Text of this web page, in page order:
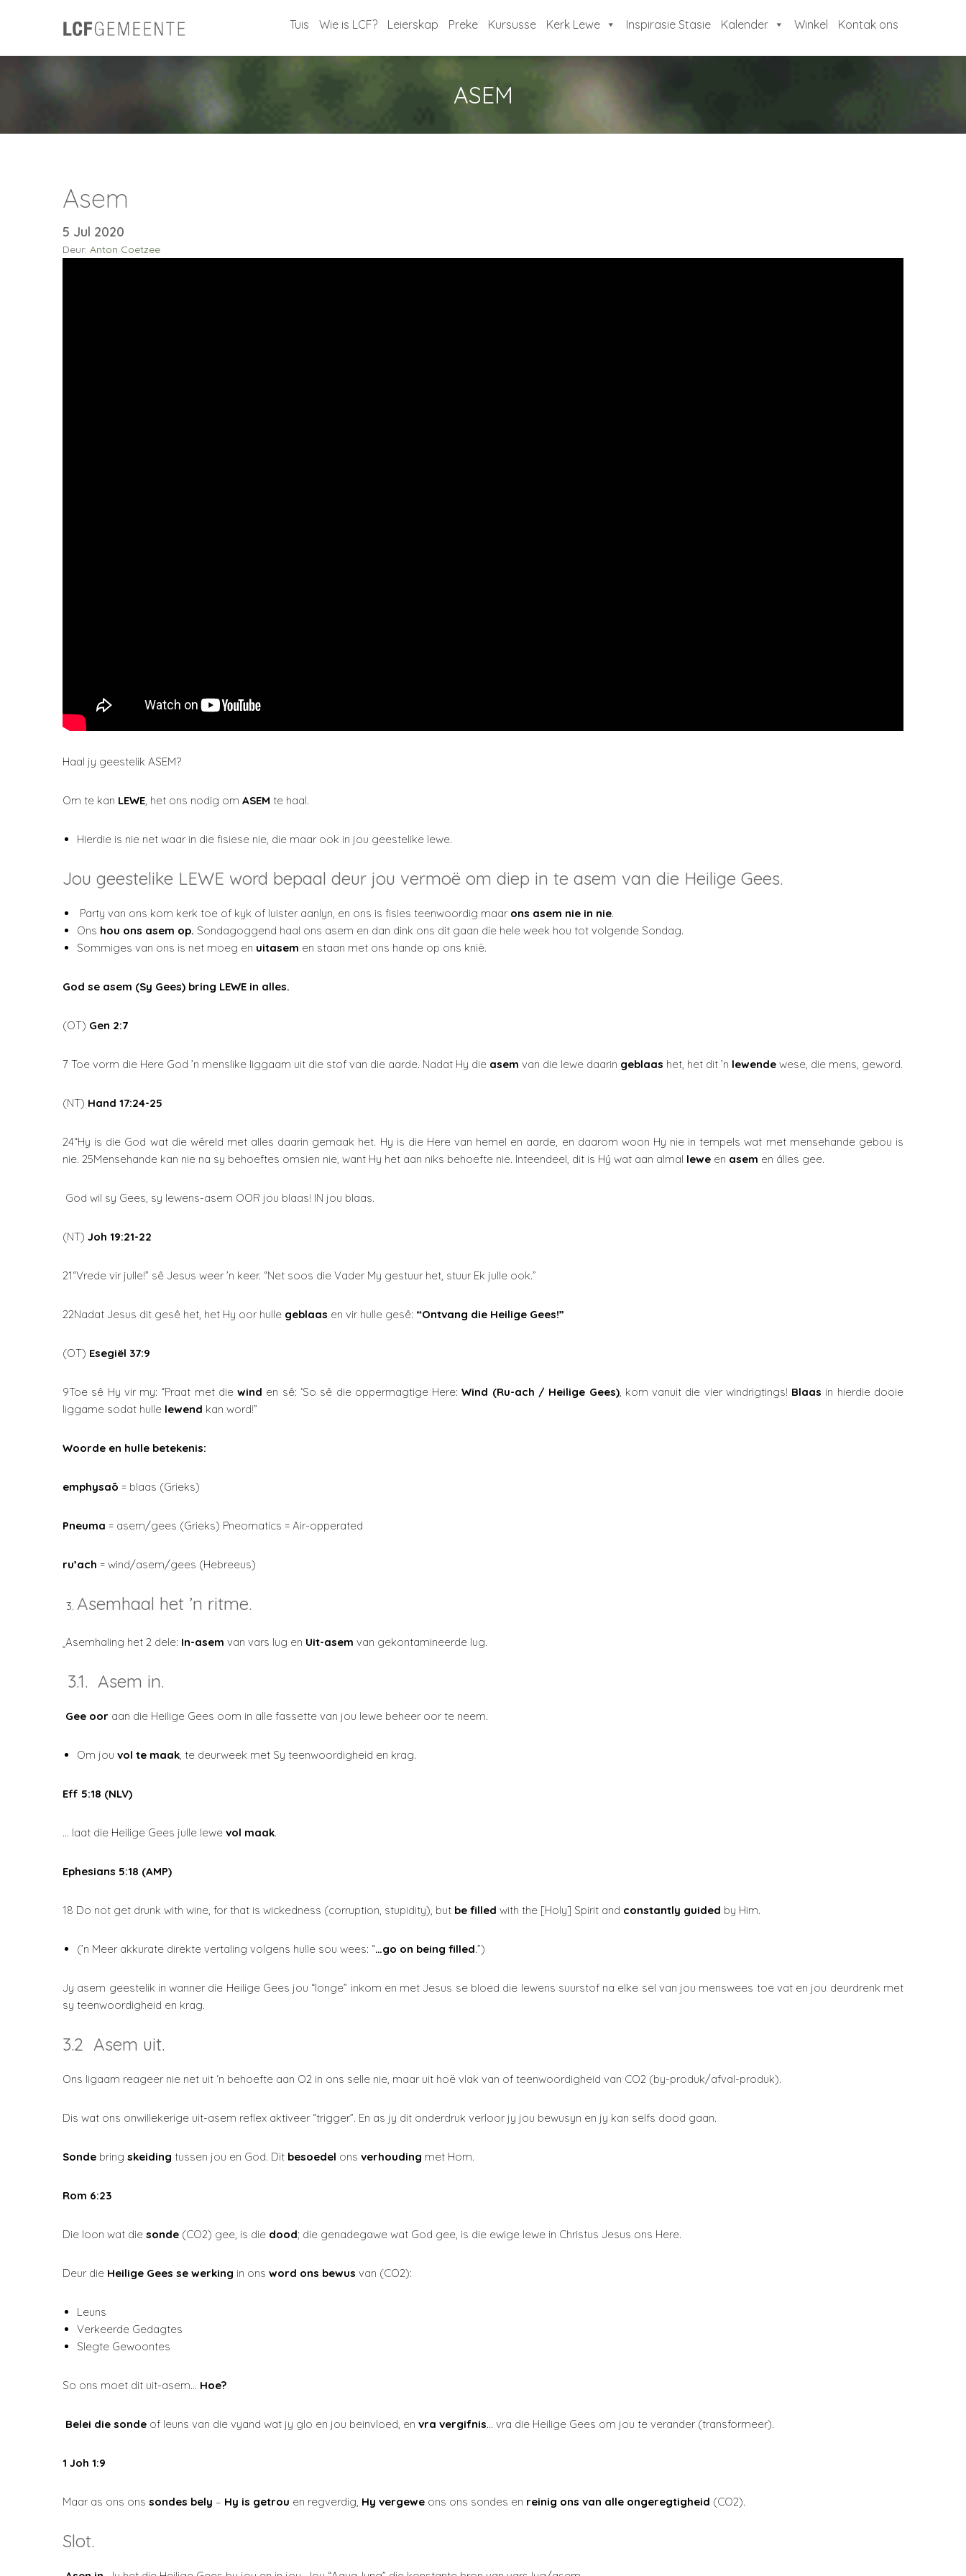
ASEM
Tuis Wie is LCF? Leierskap Preke Kursusse Kerk Lewe Inspirasie Stasie Kalender Winkel Kontak ons
Asem
5 Jul 2020
Deur: Anton Coetzee
Haal jy geestelik ASEM?
Om te kan LEWE , het ons nodig om ASEM te haal.
Hierdie is nie net waar in die fisiese nie, die maar ook in jou geestelike lewe.
Jou geestelike LEWE word bepaal deur jou vermoë om diep in te asem van die Heilige Gees.
Party van ons kom kerk toe of kyk of luister aanlyn, en ons is fisies teenwoordig maar ons asem nie in nie.
Ons hou ons asem op. Sondagoggend haal ons asem en dan dink ons dit gaan die hele week hou tot volgende Sondag.
Sommiges van ons is net moeg en uitasem en staan met ons hande op ons knië.
God se asem (Sy Gees) bring LEWE in alles.
(OT) Gen 2:7
7 Toe vorm die Here God ’n menslike liggaam uit die stof van die aarde. Nadat Hy die asem van die lewe daarin geblaas het, het dit ’n lewende wese, die mens, geword.
(NT) Hand 17:24-25
24“Hy is die God wat die wêreld met alles daarin gemaak het. Hy is die Here van hemel en aarde, en daarom woon Hy nie in tempels wat met mensehande gebou is
nie. 25Mensehande kan nie na sy behoeftes omsien nie, want Hy het aan niks behoefte nie. Inteendeel, dit is Hý wat aan almal lewe en asem en álles gee.
God wil sy Gees, sy lewens-asem OOR jou blaas! IN jou blaas.
(NT) Joh 19:21-22
21“Vrede vir julle!” sê Jesus weer ’n keer. “Net soos die Vader My gestuur het, stuur Ek julle ook.”
22Nadat Jesus dit gesê het, het Hy oor hulle geblaas en vir hulle gesê: “Ontvang die Heilige Gees!”
(OT) Esegiël 37:9
9Toe sê Hy vir my: “Praat met diewind en sê: ‘So sê die oppermagtige Here:Wind (Ru-ach / Heilige Gees), kom vanuit die vier windrigtings! Blaas in hierdie dooie
liggame sodat hulle lewend kan word!”
Woorde en hulle betekenis:
emphysaō = blaas (Grieks)
Pneuma = asem/gees (Grieks) Pneomatics = Air-opperated
ru’ach = wind/asem/gees (Hebreeus)
Asemhaal het ’n ritme.
Asemhaling het 2 dele: In-asem van vars lug en Uit-asem van gekontamineerde lug.
3.1. Asem in.
Gee oor aan die Heilige Gees oom in alle fassette van jou lewe beheer oor te neem.
Om jou vol te maak , te deurweek met Sy teenwoordigheid en krag.
Eff 5:18 (NLV)
… laat die Heilige Gees julle lewe vol maak.
Ephesians 5:18 (AMP)
18 Do not get drunk with wine, for that is wickedness (corruption, stupidity), but be filled with the [Holy] Spirit and constantly guided by Him.
(’n Meer akkurate direkte vertaling volgens hulle sou wees: “…go on being filled.”)
Jy asem geestelik in wanner die Heilige Gees jou “longe” inkom en met Jesus se bloed die lewens suurstof na elke sel van jou menswees toe vat en jou deurdrenk met
sy teenwoordigheid en krag.
3.2 Asem uit.
Ons ligaam reageer nie net uit ‘n behoefte aan O2 in ons selle nie, maar uit hoë vlak van of teenwoordigheid van CO2 (by-produk/afval-produk).
Dis wat ons onwillekerige uit-asem reflex aktiveer “trigger”. En as jy dit onderdruk verloor jy jou bewusyn en jy kan selfs dood gaan.
Sonde bring skeiding tussen jou en God. Dit besoedel ons verhouding met Hom.
Rom 6:23
Die loon wat die sonde (CO2) gee, is die dood; die genadegawe wat God gee, is die ewige lewe in Christus Jesus ons Here.
Deur die Heilige Gees se werking in ons word ons bewus van (CO2):
Leuns
Verkeerde Gedagtes
Slegte Gewoontes
So ons moet dit uit-asem… Hoe?
Belei die sonde of leuns van die vyand wat jy glo en jou beinvloed, en vra vergifnis… vra die Heilige Gees om jou te verander (transformeer).
1 Joh 1:9
Maar as ons ons sondes bely – Hy is getrou en regverdig, Hy vergewe ons ons sondes en reinig ons van alle ongeregtigheid (CO2).
Slot.